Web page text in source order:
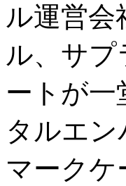
ル運営
ル、サ
ートが
タルエ
マーク